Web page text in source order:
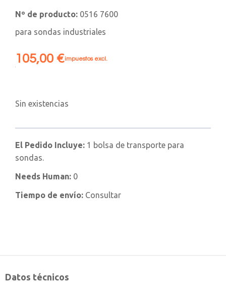
Nº de producto: 0516 7600
para sondas industriales
105,00 €impuestos excl.
Sin existencias
El Pedido Incluye: 1 bolsa de transporte para
sondas.
Needs Human: 0
Tiempo de envío: Consultar
Datos técnicos